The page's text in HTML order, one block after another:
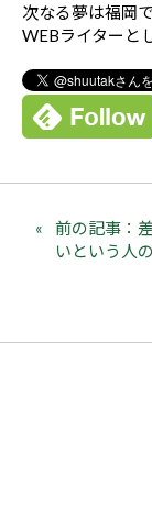
次なる夢は福岡
WEBライターと
前の記事：
いという人